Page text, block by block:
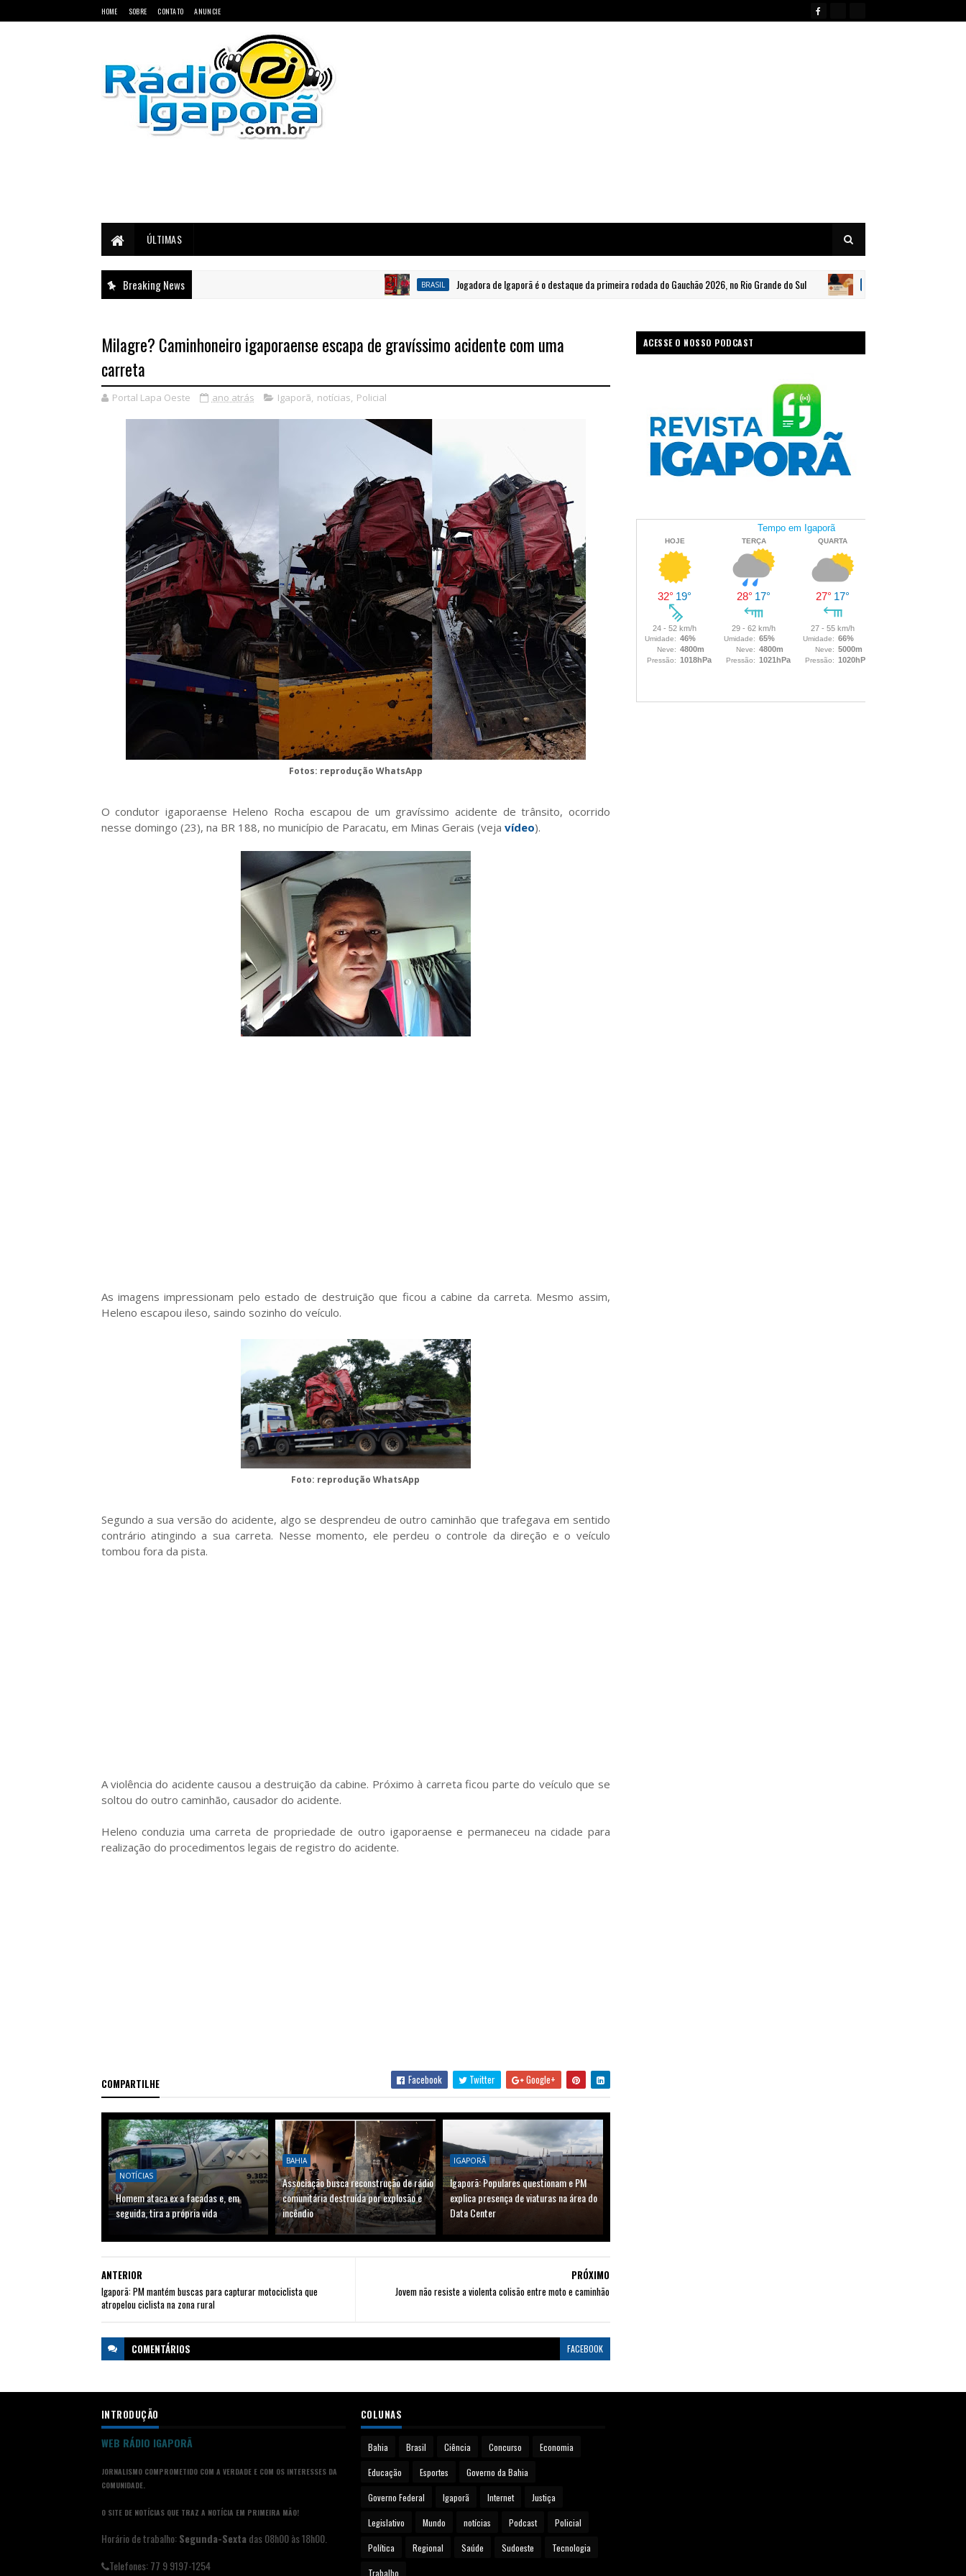
HOME SOBRE CONTATO ANUNCIE
ÚLTIMAS
Breaking News BRASIL Jogadora de Igaporã é o destaque da primeira rodada do Gauchão 2026, no Rio Grande do Sul BRASIL
Milagre? Caminhoneiro igaporaense escapa de gravíssimo acidente com uma
carreta
Portal Lapa Oeste ano atrás Igaporã, notícias, Policial
Fotos: reprodução WhatsApp
O condutor igaporaense Heleno Rocha escapou de um gravíssimo acidente de trânsito, ocorrido
nesse domingo (23), na BR 188, no município de Paracatu, em Minas Gerais (veja vídeo).
As imagens impressionam pelo estado de destruição que ficou a cabine da carreta. Mesmo assim,
Heleno escapou ileso, saindo sozinho do veículo.
Foto: reprodução WhatsApp
Segundo a sua versão do acidente, algo se desprendeu de outro caminhão que trafegava em sentido
contrário atingindo a sua carreta. Nesse momento, ele perdeu o controle da direção e o veículo
tombou fora da pista.
A violência do acidente causou a destruição da cabine. Próximo à carreta ficou parte do veículo que se
soltou do outro caminhão, causador do acidente.
Heleno conduzia uma carreta de propriedade de outro igaporaense e permaneceu na cidade para
realização do procedimentos legais de registro do acidente.
COMPARTILHE Facebook Twitter Google+
NOTÍCIAS
Homem ataca ex a facadas e, em
seguida, tira a própria vida
BAHIA
Associação busca reconstrução de rádio
comunitária destruída por explosão e
incêndio
IGAPORÃ
Igaporã: Populares questionam e PM
explica presença de viaturas na área do
Data Center
PRÓXIMO
Jovem não resiste a violenta colisão entre moto e caminhão
ANTERIOR
Igaporã: PM mantém buscas para capturar motociclista que
atropelou ciclista na zona rural
COMENTÁRIOS FACEBOOK
ACESSE O NOSSO PODCAST
INTRODUÇÃO
WEB RÁDIO IGAPORÃ
JORNALISMO COMPROMETIDO COM A VERDADE E COM OS INTERESSES DA
COMUNIDADE.
O SITE DE NOTÍCIAS QUE TRAZ A NOTÍCIA EM PRIMEIRA MÃO!
Horário de trabalho:Segunda-Sexta das 08h00 às 18h00.
Telefones: 77 9 9197-1254
COLUNAS
Bahia Brasil Ciência Concurso Economia
Educação Esportes Governo da Bahia
Governo Federal Igaporã Internet Justiça
Legislativo Mundo notícias Podcast Policial
Política Regional Saúde Sudoeste Tecnologia
Trabalho